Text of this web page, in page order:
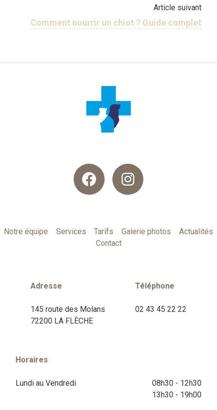
Article suivant
Comment nourrir un chiot ? Guide complet
Notre équipe Services Tarifs Galerie photos
Actualités
Contact
Adresse
145 route des Molans
72200 LA FLÈCHE
Téléphone
02 43 45 22 22
Horaires
Lundi au Vendredi
08h30 - 12h30
13h30 - 19h00